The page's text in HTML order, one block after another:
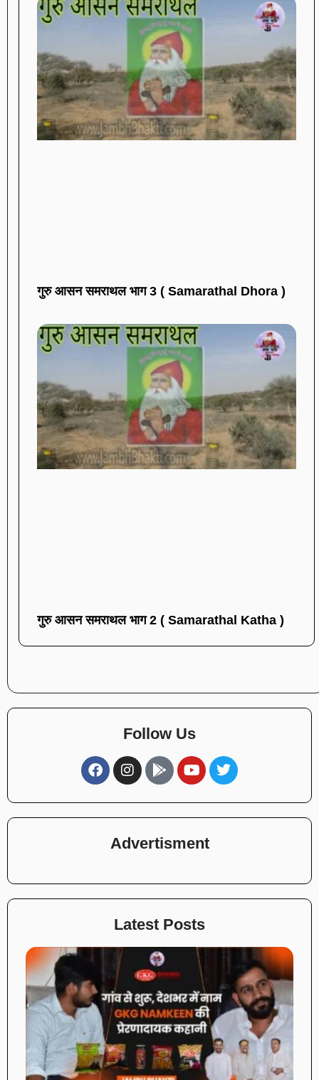
गुरु आसन समराथल भाग 3 ( Samarathal Dhora )
गुरु आसन समराथल भाग 2 ( Samarathal Katha )
Follow Us
Advertisment
Latest Posts